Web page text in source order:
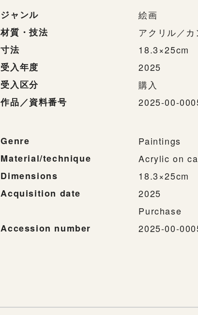
ジャンル
絵画
材質・技法
アクリル／カ
寸法
18.3×25cm
受入年度
2025
受入区分
購入
作品／資料番号
2025-00-
Genre
Paintings
Material/technique
Acrylic on
Dimensions
18.3×25cm
Acquisition date
2025
Purchase
Accession number
2025-00-